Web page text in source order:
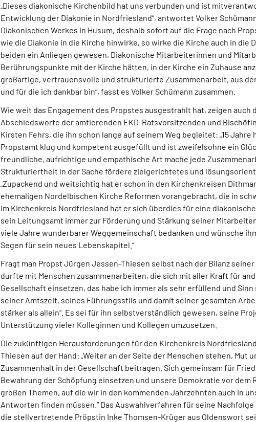
„Dieses diakonische Kirchenbild hat uns verbunden und ist
Entwicklung der Diakonie in Nordfriesland“, antwortet Volker
Diakonischen Werkes in Husum, deshalb sofort auf die Frage nach
wie die Diakonie in die Kirche hinwirke, so wirke die Kirche auch in die
beiden ein Anliegen gewesen, Diakonische Mitarbeiterinnen und
Berührungspunkte mit der Kirche hätten, in der Kirche ein Zuhause
großartige, vertrauensvolle und strukturierte Zusammenarbeit, aus
und für die ich dankbar bin“, fasst es Volker Schümann zusammen.
Wie weit das Engagement des Propstes ausgestrahlt hat, zeigen auch
Abschiedsworte der amtierenden EKD-Ratsvorsitzenden und
Kirsten Fehrs, die ihn schon lange auf seinem Weg begleitet: „15
Propstamt klug und kompetent ausgefüllt und ist zweifelsohne ein
freundliche, aufrichtige und empathische Art mache jede
Strukturiertheit in der Sache fördere zielgerichtetes und
„Zupackend und weitsichtig hat er schon in den Kirchenkreisen
ehemaligen Nordelbischen Kirche Reformen vorangebracht, die in
Im Kirchenkreis Nordfriesland hat er sich überdies für eine
sein Leitungsamt immer zur Förderung und Stärkung seiner
viele Jahre wunderbarer Weggemeinschaft bedanken und wünsche
Segen für sein neues Lebenskapitel.“
Fragt man Propst Jürgen Jessen-Thiesen selbst nach der Bilanz
durfte mit Menschen zusammenarbeiten, die sich mit aller Kraft für
Gesellschaft einsetzen, das habe ich immer als sehr erfüllend und
seiner Amtszeit, seines Führungsstils und damit seiner gesamten
stärker als allein“. Es sei für ihn selbstverständlich gewesen, seine
Unterstützung vieler Kolleginnen und Kollegen umzusetzen.
Die zukünftigen Herausforderungen für den Kirchenkreis
Thiesen auf der Hand: „Weiter an der Seite der Menschen stehen, Mut
Zusammenhalt in der Gesellschaft beitragen. Sich gemeinsam für
Bewahrung der Schöpfung einsetzen und unsere Demokratie vor dem
großen Themen, auf die wir in den kommenden Jahrzehnten auch in
Antworten finden müssen.“ Das Auswahlverfahren für seine
die stellvertretende Pröpstin Inke Thomsen-Krüger aus Oldenswort